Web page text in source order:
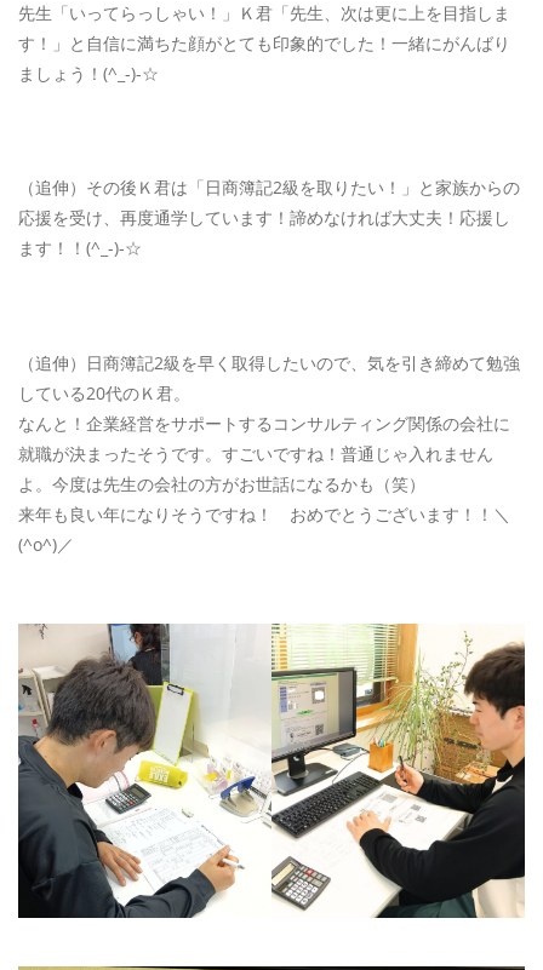
先生「いってらっしゃい！」Ｋ君「先生、次は更に上を目指しま
す！」と自信に満ちた顔がとても印象的でした！一緒にがんばり
ましょう！(^_-)-☆
（追伸）その後Ｋ君は「日商簿記2級を取りたい！」と家族からの
応援を受け、再度通学しています！諦めなければ大丈夫！応援し
ます！！(^_-)-☆
（追伸）日商簿記2級を早く取得したいので、気を引き締めて勉強
している20代のＫ君。
なんと！企業経営をサポートするコンサルティング関係の会社に
就職が決まったそうです。すごいですね！普通じゃ入れません
よ。今度は先生の会社の方がお世話になるかも（笑）
来年も良い年になりそうですね！ おめでとうございます！！＼
(^o^)／